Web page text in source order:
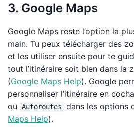
3. Google Maps
Google Maps reste l’option la
main. Tu peux télécharger des
et les utiliser ensuite pour te
tout l’itinéraire soit bien dans la
(Google Maps Help). Google
personnaliser l’itinéraire en
ou Autoroutes dans les options
Maps Help).